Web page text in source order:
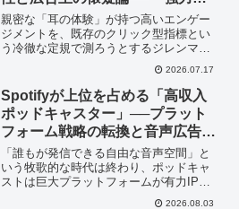
手段」が抱え…
親密な「耳の体験」が持つ高いエンゲー
ジメントを、既存のクリック型指標とい
う冷徹な定規で測ろうとするジレンマこ
そが、ポッドキャストの真のポテンシャ
2026.07.17
Spotifyが上位を占める「高収入
ポッドキャスター」──プラット
フォーム戦略の転換と音声広告市
場の未来
「誰もが発信できる自由な音声空間」と
いう牧歌的な時代は終わり、ポッドキャ
ストは巨大プラットフォームが有力IPを
奪い合う高度なマネーゲームの場へとシ
2026.08.03